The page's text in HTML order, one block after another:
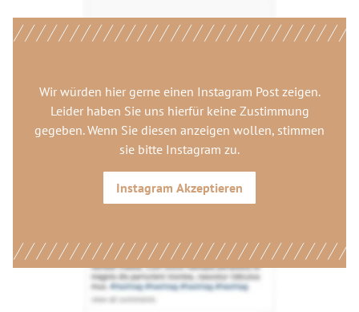
Wir würden hier gerne einen Instagram Postzeigen.
Leider haben Sie uns hierfür keine Zustimmung
gegeben. Wenn Sie diesen anzeigen wollen, stimmen
sie bitte Instagram zu.
Instagram Akzeptieren